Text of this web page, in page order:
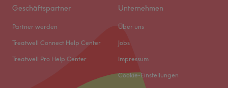
Geschäftspartner
Partner werden
Treatwell Connect Help Center
Treatwell Pro Help Center
Unternehmen
Über uns
Jobs
Impressum
Cookie-Einstellungen